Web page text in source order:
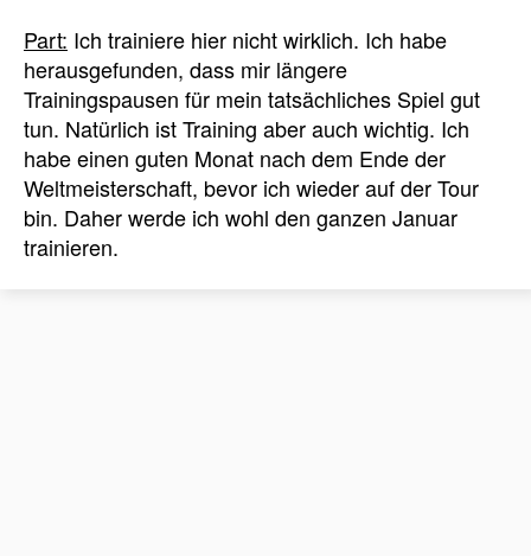
Part: Ich trainiere hier nicht wirklich. Ich habe
herausgefunden, dass mir längere
Trainingspausen für mein tatsächliches Spiel gut
tun. Natürlich ist Training aber auch wichtig. Ich
habe einen guten Monat nach dem Ende der
Weltmeisterschaft, bevor ich wieder auf der Tour
bin. Daher werde ich wohl den ganzen Januar
trainieren.